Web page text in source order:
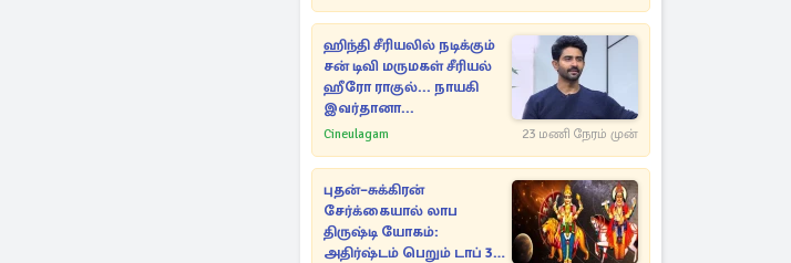
ஹிந்தி சீரியலில் நடிக்கும்
சன் டிவி மருமகள் சீரியல்
ஹீரோ ராகுல்... நாயகி
இவர்தானா...
Cineulagam 23 மணி நேரம் முன்
புதன்–சுக்கிரன்
சேர்க்கையால் லாப
திருஷ்டி யோகம்:
அதிர்ஷ்டம் பெறும் டாப் 3